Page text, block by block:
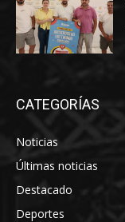
CATEGORÍAS
Noticias
Últimas noticias
Destacado
Deportes